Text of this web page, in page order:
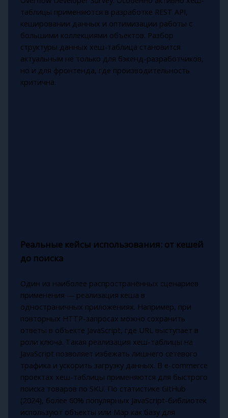
таблицы применяются в разработке REST API,
кешировании данных и оптимизации работы с
большими коллекциями объектов. Разбор
структуры данных хеш-таблица становится
актуальным не только для бэкенд-разработчиков,
но и для фронтенда, где производительность
критична.
Реальные кейсы использования: от кешей
до поиска
Один из наиболее распространённых сценариев
применения — реализация кеша в
одностраничных приложениях. Например, при
повторных HTTP-запросах можно сохранить
ответы в объекте JavaScript, где URL выступает в
роли ключа. Такая реализация хеш-таблицы на
JavaScript позволяет избежать лишнего сетевого
трафика и ускорить загрузку данных. В e-commerce
проектах хеш-таблицы применяются для быстрого
поиска товаров по SKU. По статистике GitHub
(2024), более 60% популярных JavaScript-библиотек
используют объекты или Map как базу для